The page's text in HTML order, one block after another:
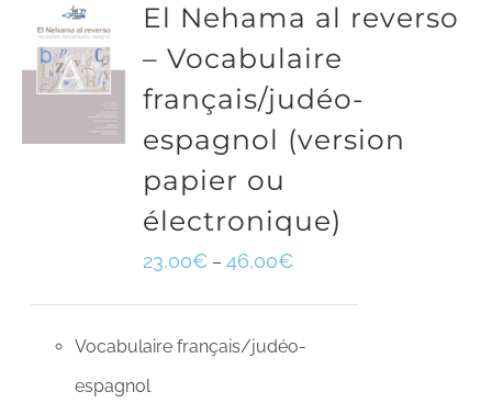
El Nehama al reverso
– Vocabulaire
français/judéo-
espagnol (version
papier ou
électronique)
23,00€ –46,00€
Vocabulaire français/judéo-
espagnol